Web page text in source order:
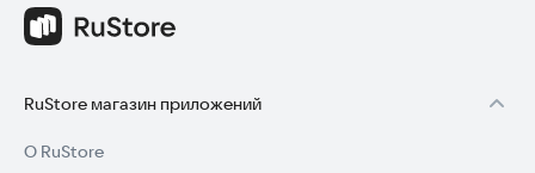
RuStore магазин приложений
О RuStore